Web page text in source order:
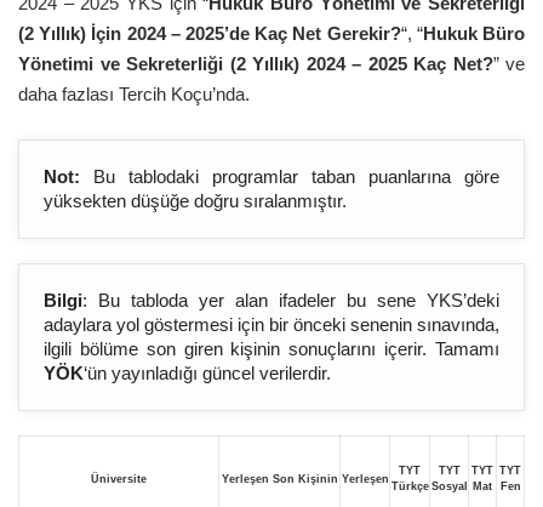
(2 Yıllık) İçin 2024 – 2025’de Kaç Net Gerekir?“, “Hukuk Büro
Yönetimi ve Sekreterliği (2 Yıllık) 2024 – 2025 Kaç Net?” ve
daha fazlası Tercih Koçu’nda.
Not: Bu tablodaki programlar taban puanlarına göre
yüksekten düşüğe doğru sıralanmıştır.
Bilgi: Bu tabloda yer alan ifadeler bu sene YKS’deki
adaylara yol göstermesi için bir önceki senenin sınavında,
ilgili bölüme son giren kişinin sonuçlarını içerir. Tamamı
YÖK‘ün yayınladığı güncel verilerdir.
Üniversite Yerleşen Son Kişinin Yerleşen
TYT
Türkçe
TYT
Sosyal
TYT
Mat
TYT
Fen